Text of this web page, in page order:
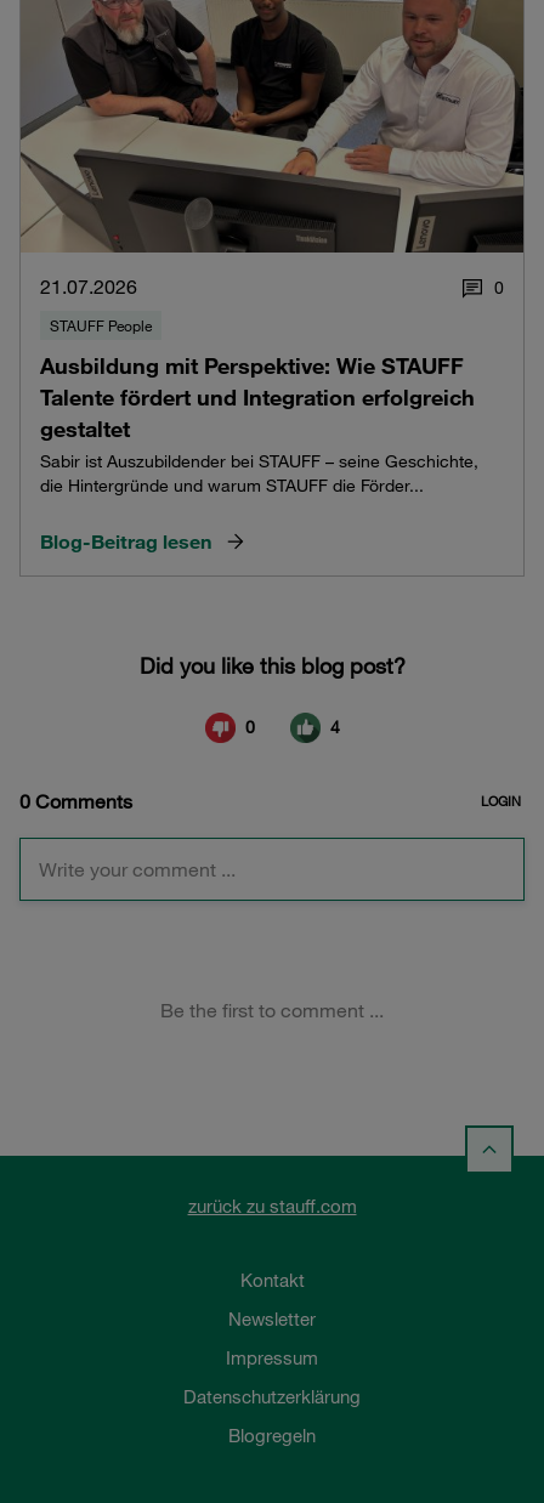
21.07.2026 0
STAUFF People
Ausbildung mit Perspektive: Wie STAUFF
Talente fördert und Integration erfolgreich
gestaltet
Sabir ist Auszubildender bei STAUFF – seine Geschichte,
die Hintergründe und warum STAUFF die Förder...
Blog-Beitrag lesen
zurück zu stauff.com
Kontakt
Newsletter
Impressum
Datenschutzerklärung
Blogregeln